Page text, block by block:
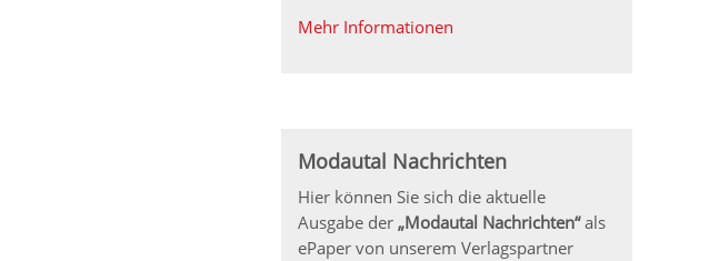
Mehr Informationen
Modautal Nachrichten
Hier können Sie sich die aktuelle
Ausgabe der „Modautal Nachrichten“als
ePaper von unserem Verlagspartner